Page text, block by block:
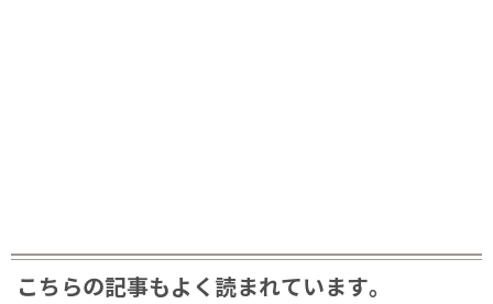
こちらの記事もよく読まれています。